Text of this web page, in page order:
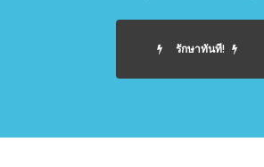
รักษาทันที!